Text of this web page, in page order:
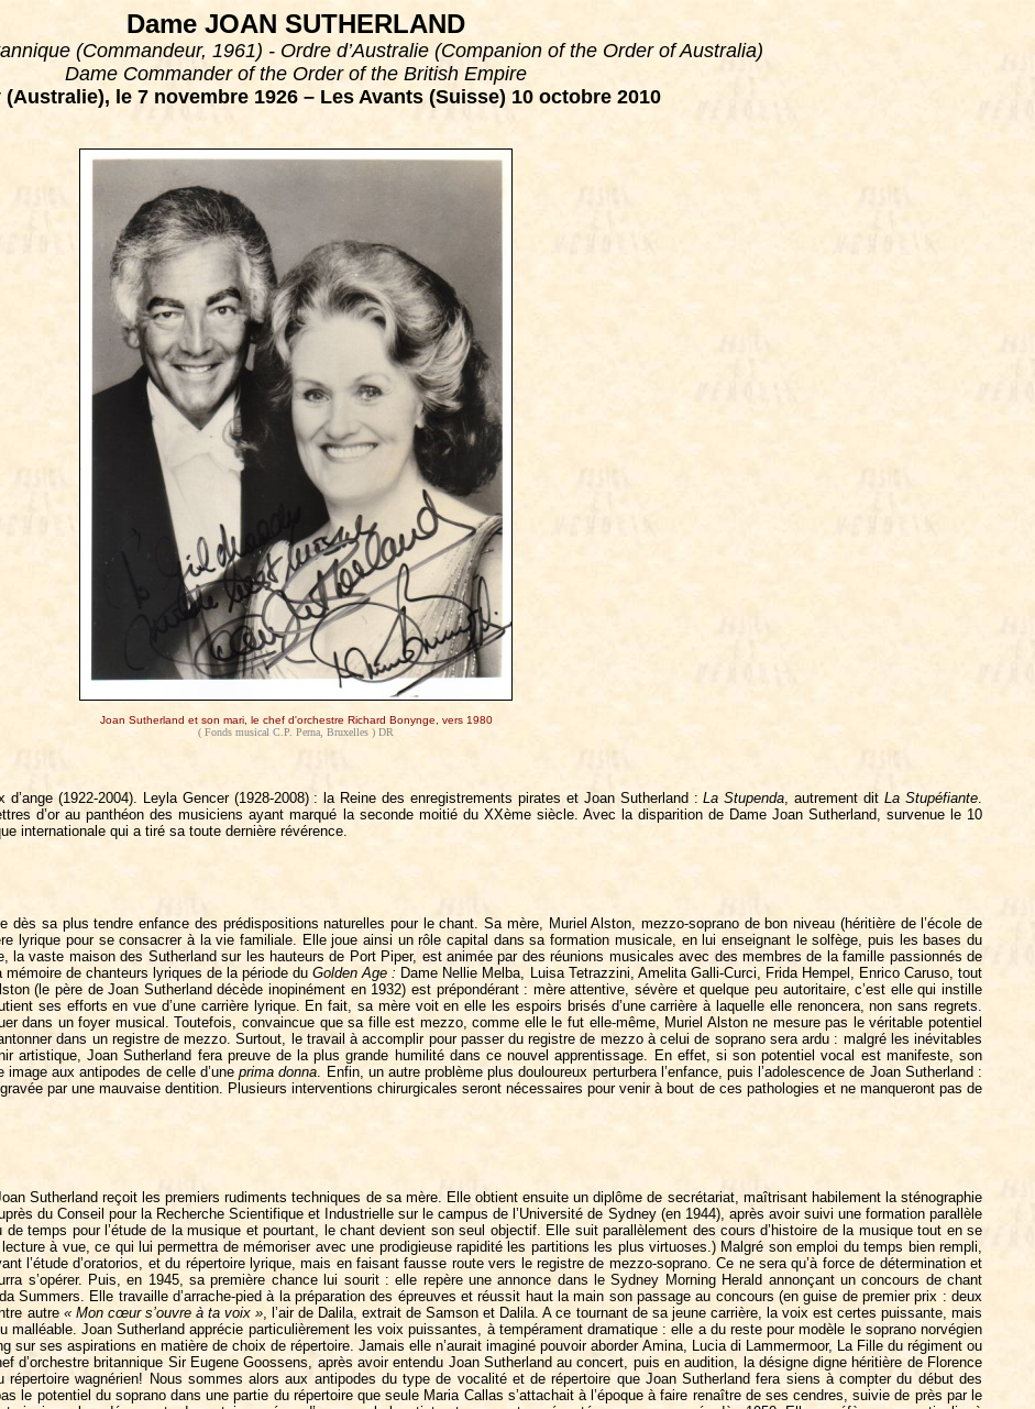
Dame JOAN SUTHERLAND
(Commandeur, 1961) - Ordre d’Australie (Companion of the Order of Australia)
Dame Commander of the Order of the British Empire
(Australie), le 7 novembre 1926 – Les Avants (Suisse) 10 octobre 2010
Joan Sutherland et son mari, le chef d'orchestre Richard Bonynge, vers 1980
( Fonds musical C.P. Perna, Bruxelles ) DR
(1922-2004). Leyla Gencer (1928-2008) : la Reine des enregistrements pirates et Joan Sutherland :La Stupenda, autrement ditLa Stupéfiante.
d’or au panthéon des musiciens ayant marqué la seconde moitié du XXème siècle. Avec la disparition de Dame Joan Sutherland, survenue le 10
internationale qui a tiré sa toute dernière révérence.
dès sa plus tendre enfance des prédispositions naturelles pour le chant. Sa mère, Muriel Alston, mezzo-soprano de bon niveau (héritière de l’école de
lyrique pour se consacrer à la vie familiale. Elle joue ainsi un rôle capital dans sa formation musicale, en lui enseignant le solfège, puis les bases du
la vaste maison des Sutherland sur les hauteurs de Port Piper, est animée par des réunions musicales avec des membres de la famille passionnés de
mémoire de chanteurs lyriques de la période duGolden Age : Dame Nellie Melba, Luisa Tetrazzini, Amelita Galli-Curci, Frida Hempel, Enrico Caruso, tout
(le père de Joan Sutherland décède inopinément en 1932) est prépondérant : mère attentive, sévère et quelque peu autoritaire, c’est elle qui instille
ses efforts en vue d’une carrière lyrique. En fait, sa mère voit en elle les espoirs brisés d’une carrière à laquelle elle renoncera, non sans regrets.
dans un foyer musical. Toutefois, convaincue que sa fille est mezzo, comme elle le fut elle-même, Muriel Alston ne mesure pas le véritable potentiel
dans un registre de mezzo. Surtout, le travail à accomplir pour passer du registre de mezzo à celui de soprano sera ardu : malgré les inévitables
artistique, Joan Sutherland fera preuve de la plus grande humilité dans ce nouvel apprentissage. En effet, si son potentiel vocal est manifeste, son
image aux antipodes de celle d’uneprima donna. Enfin, un autre problème plus douloureux perturbera l’enfance, puis l’adolescence de Joan Sutherland :
par une mauvaise dentition. Plusieurs interventions chirurgicales seront nécessaires pour venir à bout de ces pathologies et ne manqueront pas de
Sutherland reçoit les premiers rudiments techniques de sa mère. Elle obtient ensuite un diplôme de secrétariat, maîtrisant habilement la sténographie
du Conseil pour la Recherche Scientifique et Industrielle sur le campus de l’Université de Sydney (en 1944), après avoir suivi une formation parallèle
temps pour l’étude de la musique et pourtant, le chant devient son seul objectif. Elle suit parallèlement des cours d’histoire de la musique tout en se
à vue, ce qui lui permettra de mémoriser avec une prodigieuse rapidité les partitions les plus virtuoses.) Malgré son emploi du temps bien rempli,
l’étude d’oratorios, et du répertoire lyrique, mais en faisant fausse route vers le registre de mezzo-soprano. Ce ne sera qu’à force de détermination et
s’opérer. Puis, en 1945, sa première chance lui sourit : elle repère une annonce dans le Sydney Morning Herald annonçant un concours de chant
Summers. Elle travaille d’arrache-pied à la préparation des épreuves et réussit haut la main son passage au concours (en guise de premier prix : deux
autre « Mon cœur s’ouvre à ta voix », l’air de Dalila, extrait de Samson et Dalila. A ce tournant de sa jeune carrière, la voix est certes puissante, mais
malléable. Joan Sutherland apprécie particulièrement les voix puissantes, à tempérament dramatique : elle a du reste pour modèle le soprano norvégien
sur ses aspirations en matière de choix de répertoire. Jamais elle n’aurait imaginé pouvoir aborder Amina, Lucia di Lammermoor, La Fille du régiment ou
d’orchestre britannique Sir Eugene Goossens, après avoir entendu Joan Sutherland au concert, puis en audition, la désigne digne héritière de Florence
wagnérien! Nous sommes alors aux antipodes du type de vocalité et de répertoire que Joan Sutherland fera siens à compter du début des
le potentiel du soprano dans une partie du répertoire que seule Maria Callas s’attachait à l’époque à faire renaître de ses cendres, suivie de près par le